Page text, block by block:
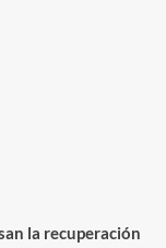
la recuperación